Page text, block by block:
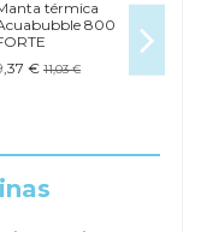
térmica
800
€ 11,03 €